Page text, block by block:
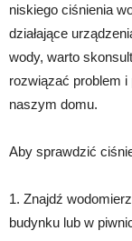
niskiego ciśnienia
działające
wody, warto
rozwiązać problem
naszym domu.
Aby sprawdzić
1. Znajdź
budynku lub w